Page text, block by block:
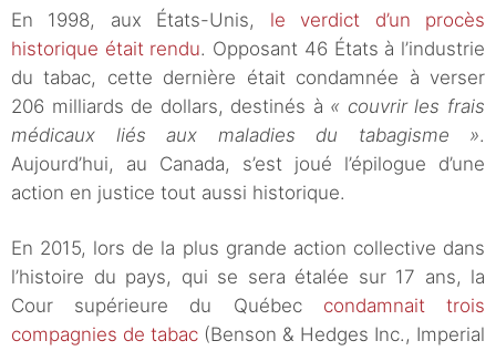
En 1998, aux États-Unis, le verdict d’un procès
historique était rendu. Opposant 46 États à l’industrie
du tabac, cette dernière était condamnée à verser
206 milliards de dollars, destinés à « couvrir les frais
médicaux liés aux maladies du tabagisme ».
Aujourd’hui, au Canada, s’est joué l’épilogue d’une
action en justice tout aussi historique.
En 2015, lors de la plus grande action collective dans
l’histoire du pays, qui se sera étalée sur 17 ans, la
Cour supérieure du Québec condamnait trois
compagnies de tabac (Benson & Hedges Inc., Imperial